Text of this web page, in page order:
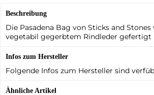
Beschreibung
Die Pasadena Bag von Sticks and Stones
vegetabil gegerbtem Rindleder gefertigt
Infos zum Hersteller
Folgende Infos zum Hersteller sind
Ähnliche Artikel